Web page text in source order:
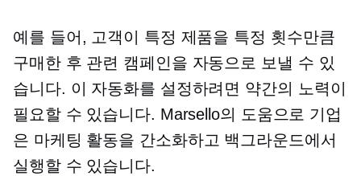
예를 들어, 고객이 특정 제품을 특정 횟수만큼
구매한 후 관련 캠페인을 자동으로 보낼 수 있
습니다. 이 자동화를 설정하려면 약간의 노력이
필요할 수 있습니다. Marsello의 도움으로 기업
은 마케팅 활동을 간소화하고 백그라운드에서
실행할 수 있습니다.